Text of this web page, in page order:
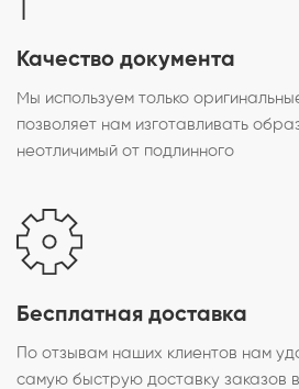
Качество документа
Мы используем только
позволяет нам изготавливать
неотличимый от подлинного
Бесплатная доставка
По отзывам наших клиентов нам
самую быструю доставку заказов